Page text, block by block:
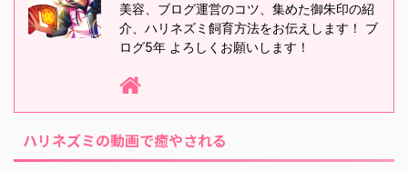
美容、ブログ運営のコツ、集めた御朱印の紹
介、ハリネズミ飼育方法をお伝えします！ ブ
ログ5年 よろしくお願いします！
ハリネズミの動画で癒やされる